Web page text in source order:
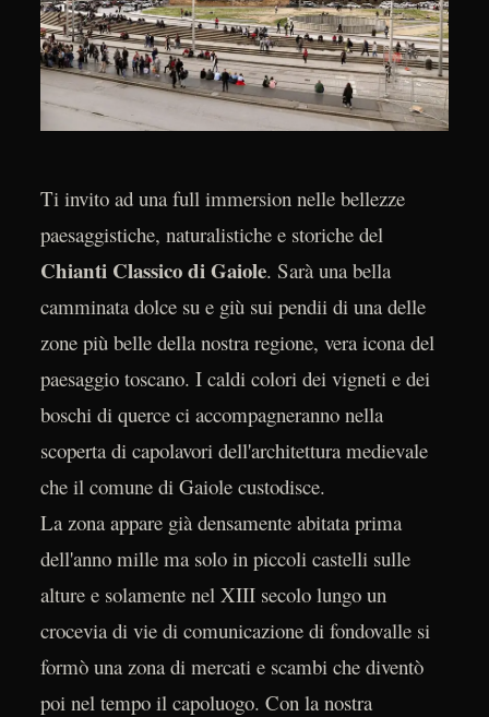
Ti invito ad una full immersion nelle bellezze
paesaggistiche, naturalistiche e storiche del
Chianti Classico di Gaiole. Sarà una bella
camminata dolce su e giù sui pendii di una delle
zone più belle della nostra regione, vera icona del
paesaggio toscano. I caldi colori dei vigneti e dei
boschi di querce ci accompagneranno nella
scoperta di capolavori dell'architettura medievale
che il comune di Gaiole custodisce.
La zona appare già densamente abitata prima
dell'anno mille ma solo in piccoli castelli sulle
alture e solamente nel XIII secolo lungo un
crocevia di vie di comunicazione di fondovalle si
formò una zona di mercati e scambi che diventò
poi nel tempo il capoluogo. Con la nostra